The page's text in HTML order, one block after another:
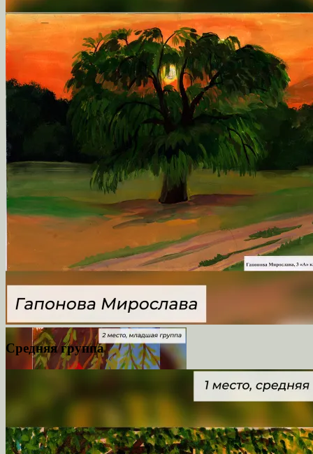
Средняя группа